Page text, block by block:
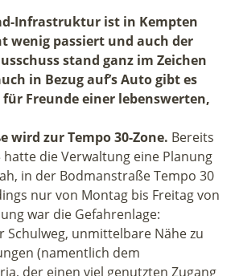
Infrastruktur ist in Kempten
wenig passiert und auch der
stand ganz im Zeichen
in Bezug auf’s Auto gibt es
Freunde einer lebenswerten,
wird zur Tempo 30-Zone. Bereits
hatte die Verwaltung eine Planung
in der Bodmanstraße Tempo 30
nur von Montag bis Freitag von
war die Gefahrenlage:
unmittelbare Nähe zu
(namentlich dem
der einen viel genutzten Zugang